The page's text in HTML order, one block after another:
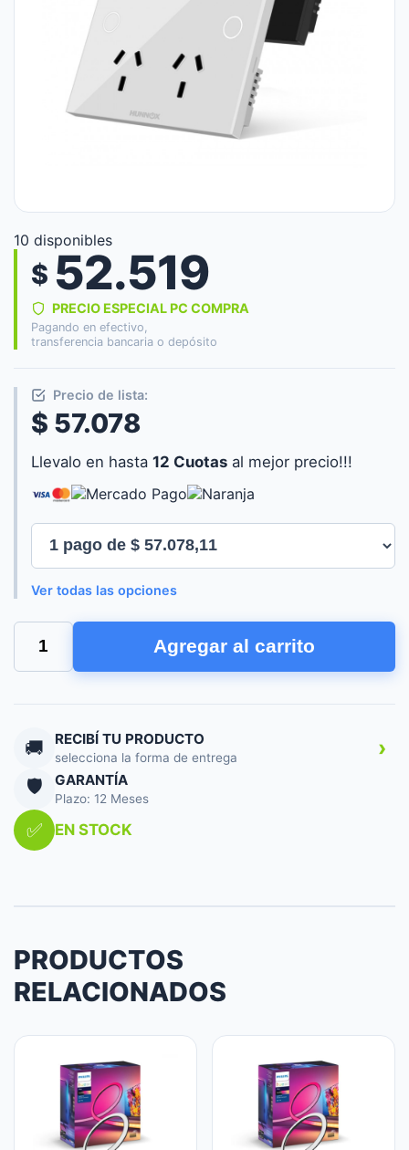
10 disponibles
$ 52.519
PRECIO ESPECIAL PC COMPRA
Pagando en efectivo,
transferencia bancaria o depósito
Precio de lista:
$ 57.078
Llevalo en hasta 12 Cuotas al mejor precio!!!
Ver todas las opciones
TOMACORRIENTE
DOBLE
HUNNOX
cantidad
Agregar al carrito
🚚 RECIBÍ TU PRODUCTO
selecciona la forma de entrega ›
🛡️ GARANTÍA
Plazo: 12 Meses
✅ EN STOCK
PRODUCTOS
RELACIONADOS